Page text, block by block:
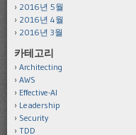
2016년 5월
2016년 4월
2016년 3월
카테고리
Architecting
AWS
Effective-AI
Leadership
Security
TDD